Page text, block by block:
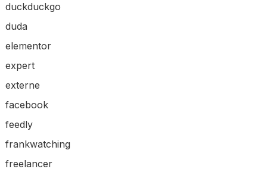
duckduckgo
duda
elementor
expert
externe
facebook
feedly
frankwatching
freelancer